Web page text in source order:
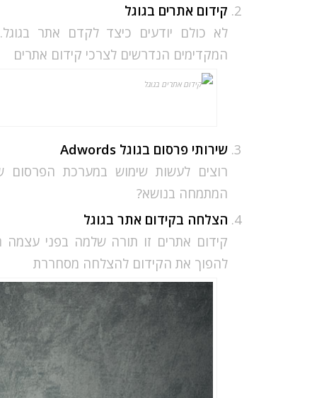
קידום אתרים בגוגל
לא כולם יודעים כיצד לקדם אתר
המקדימים הנדרשים לצרכי קידום אתרים
שירותי פרסום בגוגל Adwords
רוצים לעשות שימוש במערכת הפרסום
המתמחה בנושא?
הצלחה בקידום אתר בגוגל
קידום אתרים זו תורה שלמה בפני
להפוך את הקידום להצלחה מסחררת